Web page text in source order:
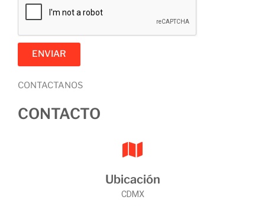
ENVIAR
CONTACTANOS
CONTACTO
Ubicación
CDMX